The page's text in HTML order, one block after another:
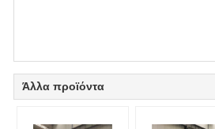
Άλλα προϊόντα